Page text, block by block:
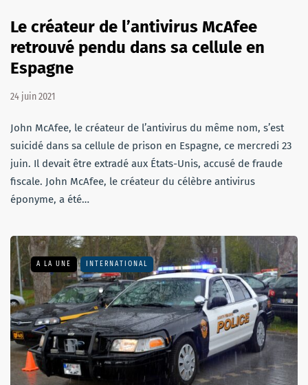
Le créateur de l’antivirus McAfee
retrouvé pendu dans sa cellule en
Espagne
24 juin 2021
John McAfee, le créateur de l’antivirus du même nom, s’est
suicidé dans sa cellule de prison en Espagne, ce mercredi 23
juin. Il devait être extradé aux États-Unis, accusé de fraude
fiscale. John McAfee, le créateur du célèbre antivirus
éponyme, a été…
A LA UNE INTERNATIONAL